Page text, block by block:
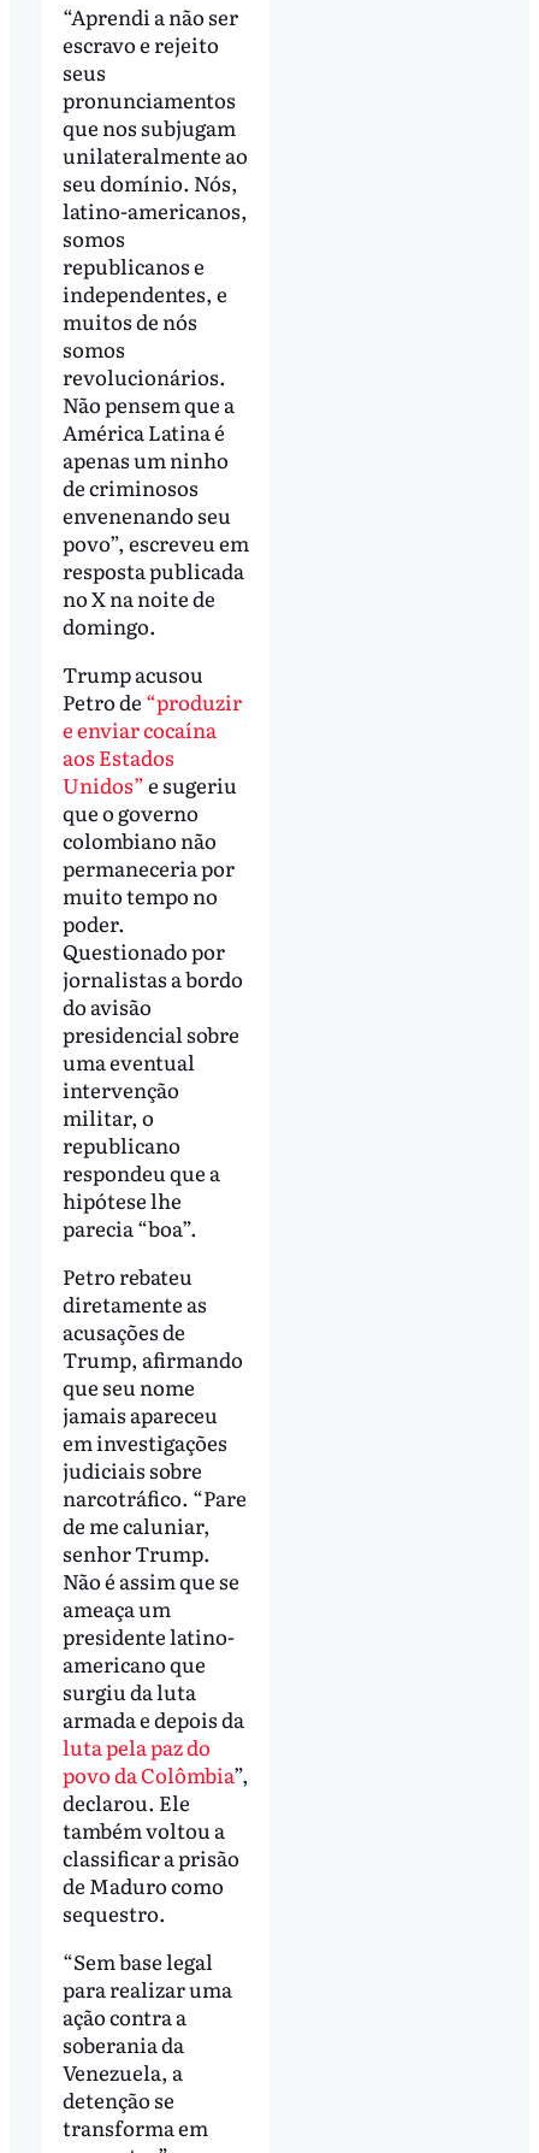
“Aprendi a não ser
escravo e rejeito
seus
pronunciamentos
que nos subjugam
unilateralmente ao
seu domínio. Nós,
latino-americanos,
somos
republicanos e
independentes, e
muitos de nós
somos
revolucionários.
Não pensem que a
América Latina é
apenas um ninho
de criminosos
envenenando seu
povo”, escreveu em
resposta publicada
no X na noite de
domingo.
Trump acusou
Petro de “produzir
e enviar cocaína
aos Estados
Unidos”e sugeriu
que o governo
colombiano não
permaneceria por
muito tempo no
poder.
Questionado por
jornalistas a bordo
do avisão
presidencial sobre
uma eventual
intervenção
militar, o
republicano
respondeu que a
hipótese lhe
parecia “boa”.
Petro rebateu
diretamente as
acusações de
Trump, afirmando
que seu nome
jamais apareceu
em investigações
judiciais sobre
narcotráfico. “Pare
de me caluniar,
senhor Trump.
Não é assim que se
ameaça um
presidente latino-
americano que
surgiu da luta
armada e depois da
luta pela paz do
povo da Colômbia”,
declarou. Ele
também voltou a
classificar a prisão
de Maduro como
sequestro.
“Sem base legal
para realizar uma
ação contra a
soberania da
Venezuela, a
detenção se
transforma em